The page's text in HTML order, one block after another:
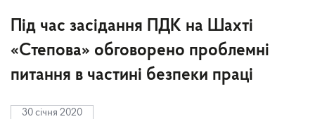
Під час засідання ПДК на Шахті
«Степова» обговорено проблемні
питання в частині безпеки праці
30 січня 2020